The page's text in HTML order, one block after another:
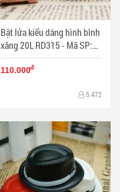
Bật lửa kiểu dáng hình bình
xăng 20L RD315 - Mã SP:
BL01728
110.000đ
5.472